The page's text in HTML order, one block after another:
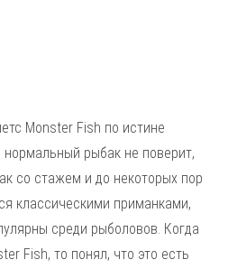
Monster Fish по истине
нормальный рыбак не поверит,
со стажем и до некоторых пор
классическими приманками,
среди рыболовов. Когда
Fish, то понял, что это есть